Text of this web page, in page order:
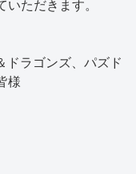
ただきます。
ドラゴンズ、パズド
様